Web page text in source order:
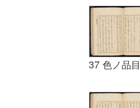
37 色ノ品目